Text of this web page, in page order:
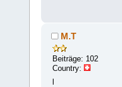
M.T
Beiträge: 102
Country:
l